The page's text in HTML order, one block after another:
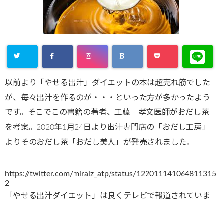
以前より「やせる出汁」ダイエットの本は超売れ筋でした
が、毎々出汁を作るのが・・・といった方が多かったよう
です。そこでこの書籍の著者、工藤 孝文医師がおだし茶
を考案。2020年1月24日より出汁専門店の「おだし工房」
よりそのおだし茶「おだし美人」が発売されました。
https://twitter.com/miraiz_atp/status/122011141064811315
2
「やせる出汁ダイエット」は良くテレビで報道されていま